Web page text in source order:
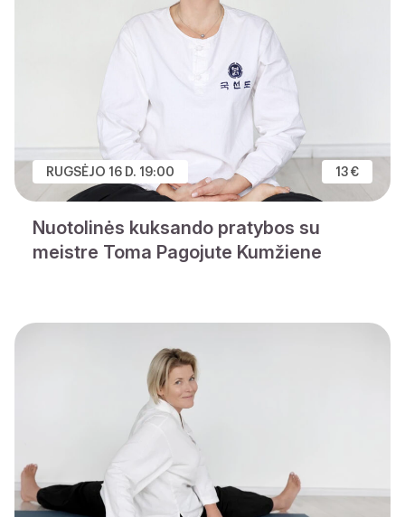
RUGSĖJO 16 D. 19:00 13 €
Nuotolinės kuksando pratybos su
meistre Toma Pagojute Kumžiene